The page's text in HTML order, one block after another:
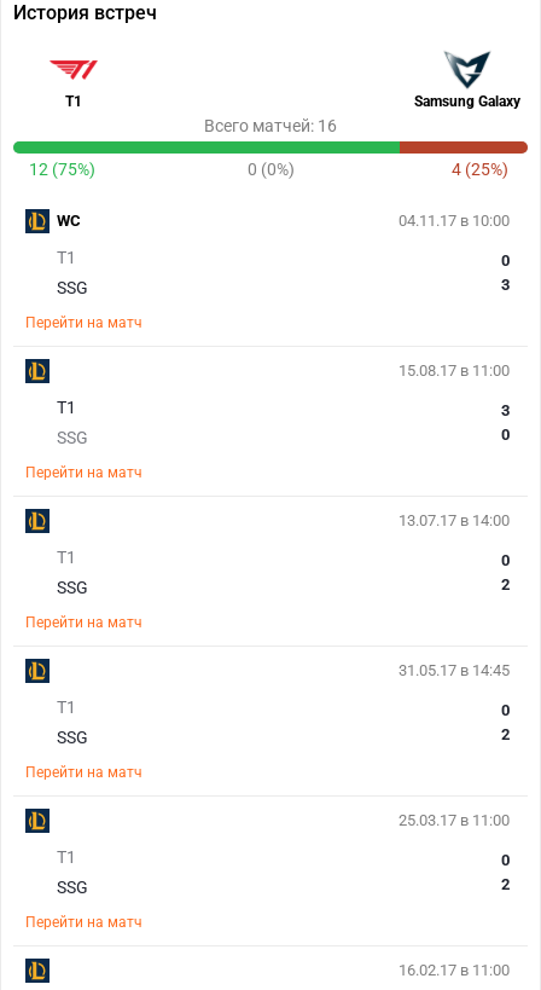
История встреч
T1 Samsung Galaxy
Всего матчей: 16
12 (75%) 0 (0%) 4 (25%)
04.11.17 в 10:00
T1
SSG
0
3
Перейти на матч
WC
15.08.17 в 11:00
T1
SSG
3
0
Перейти на матч
13.07.17 в 14:00
T1
SSG
0
2
Перейти на матч
31.05.17 в 14:45
T1
SSG
0
2
Перейти на матч
25.03.17 в 11:00
T1
SSG
0
2
Перейти на матч
16.02.17 в 11:00